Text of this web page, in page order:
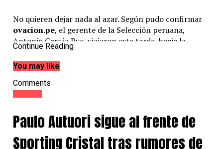
No quieren dejar nada al azar. Según pudo confirmar
ovacion.pe, el gerente de la Selección peruana,
Antonio García Pye, viajaron esta tarde hacia la
ciudad de Doha, Qatar, para programar toda la
logística con miras al choque por el repechaje que
jugará Perú en junio próximo.
El directivo nacional, quien viajó en compañía del
Nicolás Rey, analizará posibles alojamientos, campos
de entrenamientos y estadio, donde supuestamente se
jugará el único partido por el repechaje al Mundial de
Continue Reading
You may like
Comments
Paulo Autuori sigue al frente de
Sporting Cristal tras rumores de